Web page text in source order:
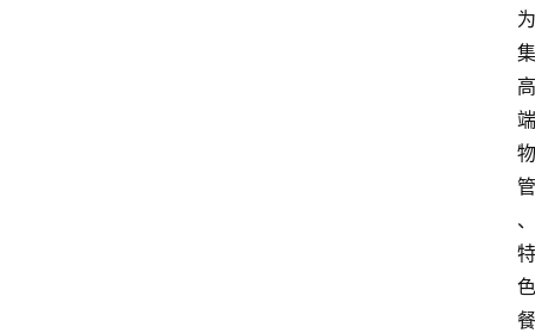
为
集
高
端
物
管
、
特
色
餐